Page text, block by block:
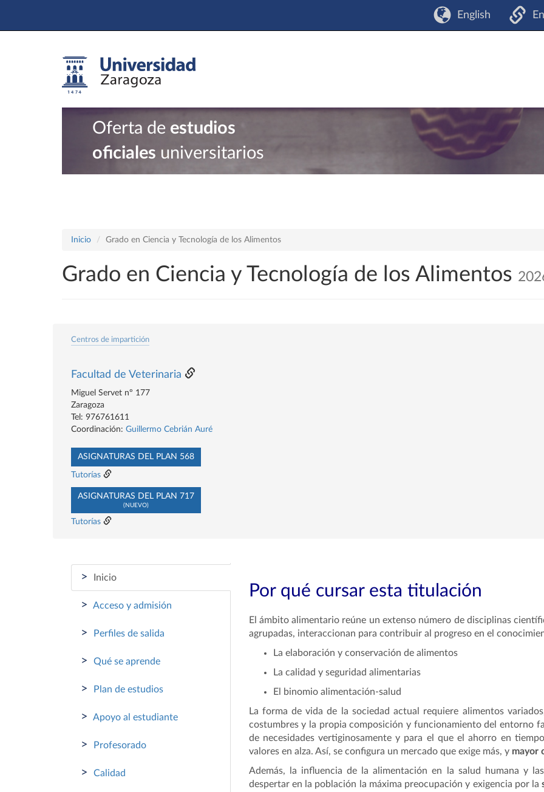
English
Oferta de estudios
oficiales universitarios
Inicio Grado en Ciencia y Tecnología de los Alimentos
Grado en Ciencia y Tecnología de los Alimentos
Centros de impartición
Facultad de Veterinaria
Miguel Servet nº 177
Zaragoza
Tel: 976761611
Coordinación: Guillermo Cebrián Auré
ASIGNATURAS DEL PLAN 568
Tutorías
ASIGNATURAS DEL PLAN 717
(NUEVO)
Tutorías
> Inicio
> Acceso y admisión
> Perfiles de salida
> Qué se aprende
> Plan de estudios
> Apoyo al estudiante
> Profesorado
> Calidad
Por qué cursar esta titulación
El ámbito alimentario reúne un extenso número de disciplinas
agrupadas, interaccionan para contribuir al progreso en el
La elaboración y conservación de alimentos
La calidad y seguridad alimentarias
El binomio alimentación-salud
La forma de vida de la sociedad actual requiere alimentos
costumbres y la propia composición y funcionamiento del entorno
de necesidades vertiginosamente y para el que el ahorro en
valores en alza. Así, se configura un mercado que exige más, y mayor
Además, la influencia de la alimentación en la salud humana y
despertar en la población la máxima preocupación y exigencia por la